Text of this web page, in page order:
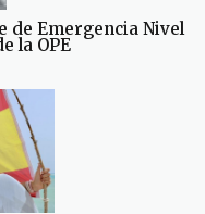
de Emergencia Nivel
la OPE